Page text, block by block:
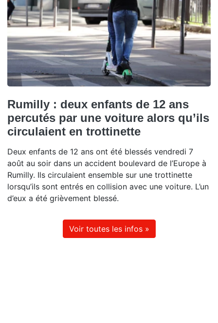
Rumilly : deux enfants de 12 ans
percutés par une voiture alors qu’ils
circulaient en trottinette
Deux enfants de 12 ans ont été blessés vendredi 7
août au soir dans un accident boulevard de l’Europe à
Rumilly. Ils circulaient ensemble sur une trottinette
lorsqu’ils sont entrés en collision avec une voiture. L’un
d’eux a été grièvement blessé.
Voir toutes les infos »